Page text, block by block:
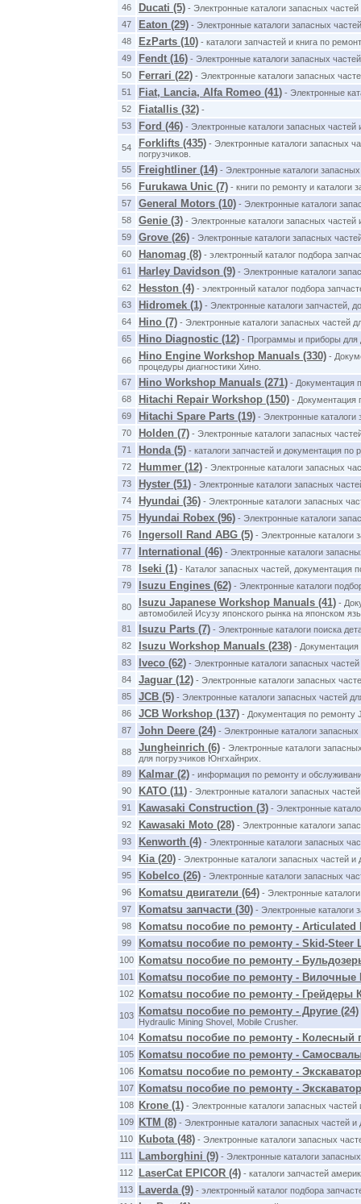
46
Ducati (5) - Электронные каталоги запасных
47
Eaton (29) - Электронные каталоги запасных
48
EzParts (10) - каталоги запчастей и книга по
49
Fendt (16) - Электронные каталоги запасных
50
Ferrari (22) - Электронные каталоги запасных
51
Fiat, Lancia, Alfa Romeo (41) - Электронные
52
Fiatallis (32) -
53
Ford (46) - Электронные каталоги запасных
54 Forklifts (435) - Электронные каталоги запасных
погрузчиков.
55
Freightliner (14) - Электронные каталоги
56
Furukawa Unic (7) - книги по ремонту и каталоги
57
General Motors (10) - Электронные каталоги
58
Genie (3) - Электронные каталоги запасных
59
Grove (26) - Электронные каталоги запасных
60
Hanomag (8) - электронный каталог подбора
61
Harley Davidson (9) - Электронные каталоги
62
Hesston (4) - электронный каталог подбора
63
Hidromek (1) - Электронные каталоги запчастей,
64
Hino (7) - Электронные каталоги запасных частей
65
Hino Diagnostic (12) - Программы и приборы для
66 Hino Engine Workshop Manuals (330) -
процедуры диагностики Хино.
67
Hino Workshop Manuals (271) - Документация
68
Hitachi Repair Workshop (150) - Документация
69
Hitachi Spare Parts (19) - Электронные каталоги
70
Holden (7) - Электронные каталоги запасных
71
Honda (5) - каталоги запчастей и документация по
72
Hummer (12) - Электронные каталоги запасных
73
Hyster (51) - Электронные каталоги запасных
74
Hyundai (36) - Электронные каталоги запасных
75
Hyundai Robex (96) - Электронные каталоги
76
Ingersoll Rand ABG (5) - Электронные каталоги
77
International (46) - Электронные каталоги
78
Iseki (1) - Каталог запасных частей, документация
79
Isuzu Engines (62) - Электронные каталоги
80 Isuzu Japanese Workshop Manuals (41) -
автомобилей Исузу японского рынка на японском
81
Isuzu Parts (7) - Электронные каталоги поиска
82
Isuzu Workshop Manuals (238) - Документация
83
Iveco (62) - Электронные каталоги запасных
84
Jaguar (12) - Электронные каталоги запасных
85
JCB (5) - Электронные каталоги запасных частей
86
JCB Workshop (137) - Документация по ремонту
87
John Deere (24) - Электронные каталоги
88 Jungheinrich (6) - Электронные каталоги
для погрузчиков Юнгхайнрих.
89
Kalmar (2) - информация по ремонту и
90
KATO (11) - Электронные каталоги запасных
91
Kawasaki Construction (3) - Электронные
92
Kawasaki Moto (28) - Электронные каталоги
93
Kenworth (4) - Электронные каталоги запасных
94
Kia (20) - Электронные каталоги запасных частей
95
Kobelco (26) - Электронные каталоги запасных
96
Komatsu двигатели (64) - Электронные
97
Komatsu запчасти (30) - Электронные каталоги
98
Komatsu пособие по ремонту - Articulated
99 Komatsu пособие по ремонту - Skid-Steer
100 Komatsu пособие по ремонту -
101 Komatsu пособие по ремонту - Вилочные
102 Komatsu пособие по ремонту - Грейдеры
103 Komatsu пособие по ремонту - Другие (24)
Hydraulic Mining Shovel, Mobile Crusher.
104
Komatsu пособие по ремонту - Колесный
105 Komatsu пособие по ремонту -
106 Komatsu пособие по ремонту -
107 Komatsu пособие по ремонту -
108 Krone (1) - Электронные каталоги запасных
109
KTM (8) - Электронные каталоги запасных частей
110
Kubota (48) - Электронные каталоги запасных
111
Lamborghini (9) - Электронные каталоги
112
LaserCat EPICOR (4) - каталоги запчастей
113
Laverda (9) - электронный каталог подбора